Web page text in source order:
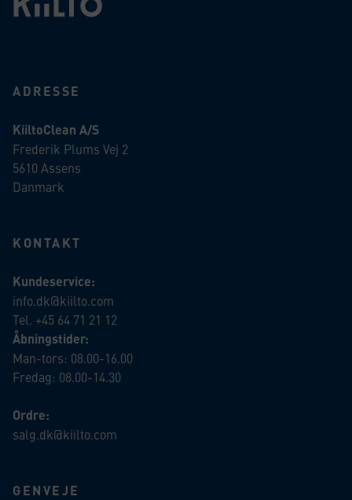
ADRESSE
KiiltoClean A/S
Frederik Plums Vej 2
5610 Assens
Danmark
KONTAKT
Kundeservice:
info.dk@kiilto.com
Tel. +45 64 71 21 12
Åbningstider:
Man-tors: 08.00-16.00
Fredag: 08.00-14.30
Ordre:
salg.dk@kiilto.com
GENVEJE